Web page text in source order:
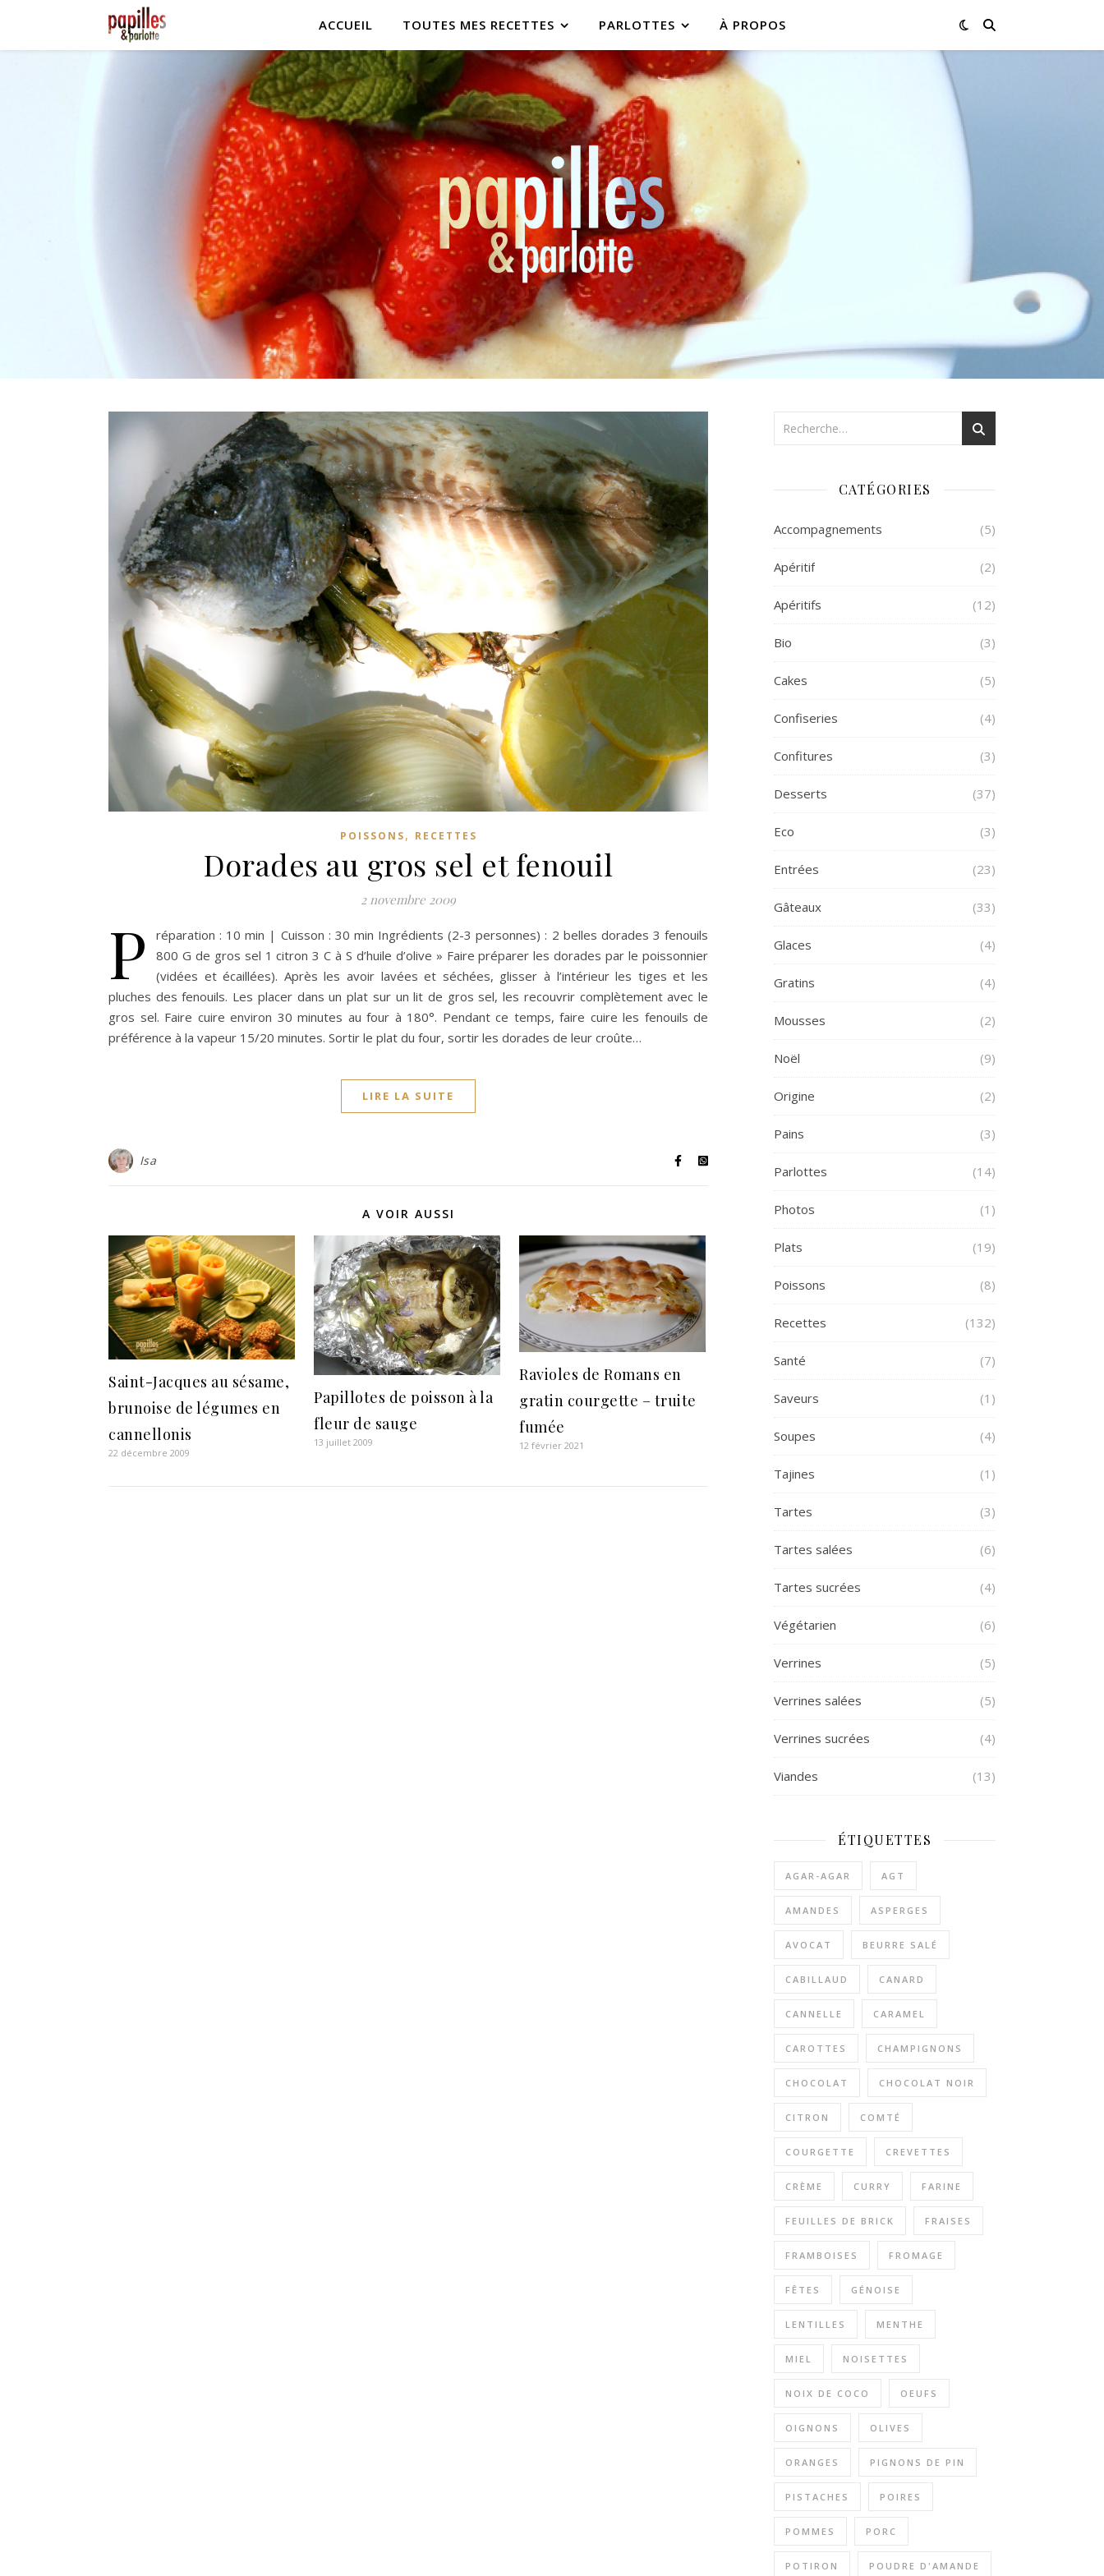
ACCUEIL TOUTES MES RECETTES PARLOTTES À PROPOS
POISSONS, RECETTES
Dorades au gros sel et fenouil
2 novembre 2009
P
réparation : 10 min | Cuisson : 30 min Ingrédients (2-3 personnes) : 2 belles dorades 3 fenouils
800 G de gros sel 1 citron 3 C à S d’huile d’olive » Faire préparer les dorades par le poissonnier
(vidées et écaillées). Après les avoir lavées et séchées, glisser à l’intérieur les tiges et les
pluches des fenouils. Les placer dans un plat sur un lit de gros sel, les recouvrir complètement avec le
gros sel. Faire cuire environ 30 minutes au four à 180°. Pendant ce temps, faire cuire les fenouils de
préférence à la vapeur 15/20 minutes. Sortir le plat du four, sortir les dorades de leur croûte…
LIRE LA SUITE
Isa
A VOIR AUSSI
Saint-Jacques au sésame,
brunoise de légumes en
cannellonis
22 décembre 2009
Papillotes de poisson à la
fleur de sauge
13 juillet 2009
Ravioles de Romans en
gratin courgette – truite
fumée
12 février 2021
CATÉGORIES
Accompagnements (5)
Apéritif (2)
Apéritifs (12)
Bio (3)
Cakes (5)
Confiseries (4)
Confitures (3)
Desserts (37)
Eco (3)
Entrées (23)
Gâteaux (33)
Glaces (4)
Gratins (4)
Mousses (2)
Noël (9)
Origine (2)
Pains (3)
Parlottes (14)
Photos (1)
Plats (19)
Poissons (8)
Recettes (132)
Santé (7)
Saveurs (1)
Soupes (4)
Tajines (1)
Tartes (3)
Tartes salées (6)
Tartes sucrées (4)
Végétarien (6)
Verrines (5)
Verrines salées (5)
Verrines sucrées (4)
Viandes (13)
ÉTIQUETTES
AGAR-AGAR AGT
AMANDES ASPERGES
AVOCAT BEURRE SALÉ
CABILLAUD CANARD
CANNELLE CARAMEL
CAROTTES CHAMPIGNONS
CHOCOLAT CHOCOLAT NOIR
CITRON COMTÉ
COURGETTE CREVETTES
CRÈME CURRY FARINE
FEUILLES DE BRICK FRAISES
FRAMBOISES FROMAGE
FÊTES GÉNOISE
LENTILLES MENTHE
MIEL NOISETTES
NOIX DE COCO OEUFS
OIGNONS OLIVES
ORANGES PIGNONS DE PIN
PISTACHES POIRES
POMMES PORC
POTIRON POUDRE D'AMANDE